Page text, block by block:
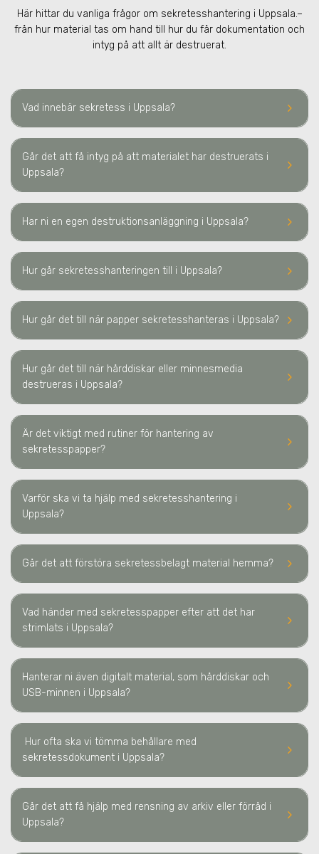
Här hittar du vanliga frågor om sekretesshantering i Uppsala.–
från hur material tas om hand till hur du får dokumentation och
intyg på att allt är destruerat.
keyboard_arrow_right
Vad innebär sekretess i Uppsala?
keyboard_arrow_right
Går det att få intyg på att materialet har destruerats i
Uppsala?
keyboard_arrow_right
Har ni en egen destruktionsanläggning i Uppsala?
keyboard_arrow_right
Hur går sekretesshanteringen till i Uppsala?
keyboard_arrow_right
Hur går det till när papper sekretesshanteras i Uppsala?
keyboard_arrow_right
Hur går det till när hårddiskar eller minnesmedia
destrueras i Uppsala?
keyboard_arrow_right
Är det viktigt med rutiner för hantering av
sekretesspapper?
keyboard_arrow_right
Varför ska vi ta hjälp med sekretesshantering i
Uppsala?
keyboard_arrow_right
Går det att förstöra sekretessbelagt material hemma?
keyboard_arrow_right
Vad händer med sekretesspapper efter att det har
strimlats i Uppsala?
keyboard_arrow_right
Hanterar ni även digitalt material, som hårddiskar och
USB-minnen i Uppsala?
keyboard_arrow_right
Hur ofta ska vi tömma behållare med
sekretessdokument i Uppsala?
keyboard_arrow_right
Går det att få hjälp med rensning av arkiv eller förråd i
Uppsala?